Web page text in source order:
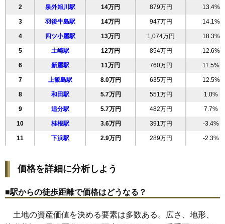
20 旭北錦町 22万円 946万円 5.6%
21 南通亀の町 22万円 1,235万円 14.3%
22 高陽青柳町 21万円 1,379万円 20.2%
23 南通築地 21万円 1,233万円 17.4%
24 手形休下町 21万円 889万円 10.4%
25 保戸野鉄砲町 21万円 1,544万円 19.8%
26 八橋鯲沼町 20万円 1,248万円 17.4%
27 大町 20万円 1,070万円 16.5%
28 川元開和町 20万円 1,169万円 13.1%
29 泉北 20万円 982万円 13.2%
31 八橋南 19万円
33 川尻みよし町 19万円 1,120万円 10.3%
34 桜 19万円 1,411万円 35.5%
2 泉外旭川駅 14万円 879万円 13.4%
3 羽後牛島駅 14万円 947万円 14.1%
4 四ツ小屋駅 13万円 1,074万円 18.3%
5 土崎駅 12万円 854万円 12.6%
6 新屋駅 11万円 760万円 11.5%
7 上飯島駅 8.0万円 635万円 12.5%
8 和田駅 5.7万円 551万円 1.0%
9 追分駅 5.7万円 482万円 7.7%
10 桂根駅 3.6万円 391万円 -3.4%
11 下浜駅 2.9万円 289万円 -2.3%
価格を詳細に分析しよう
■駅からの徒歩距離で価格はどうなる？
土地の資産価値を決める要素は多数ある。広さ、地形、